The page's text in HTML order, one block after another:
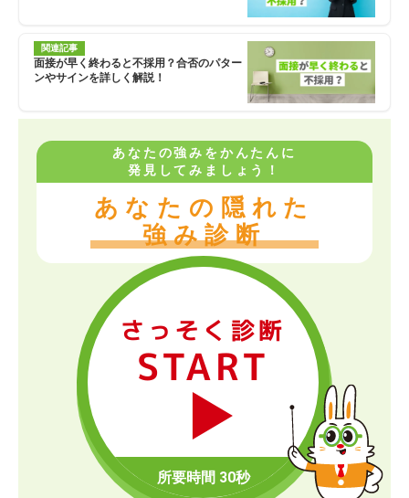
関連記事
面接が早く終わると不採用？合否のパター
ンやサインを詳しく解説！
あなたの強みをかんたんに
発見してみましょう！
あなたの隠れた
強み診断
さっそく診断
START